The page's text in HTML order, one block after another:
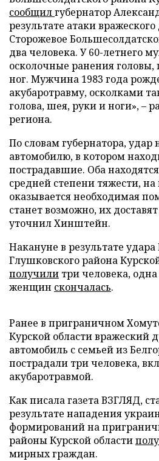
сообщилгубернатор
результате атаки вражеского
Сторожевое
два человека. У 60-летнего
осколочные ранения головы,
ног. Мужчина 1983 года
акубаротравму, осколками
голова, шея, руки и ноги», –
региона.
По словам губернатора, удар
автомобилю, в котором
пострадавшие. Оба
средней степени тяжести,
оказывается необходимая
станет возможно, их
уточнил Хинштейн.
Накануне в результате
Глушковского района
получили три человека,
женщин скончалась.
Ранее в приграничном
Курской области вражеский
автомобиль с семьей из
пострадали три человека,
акубаротравмой.
Как писала газета ВЗГЛЯД,
результате нападения
формирований на
районы Курской области
мирных граждан.